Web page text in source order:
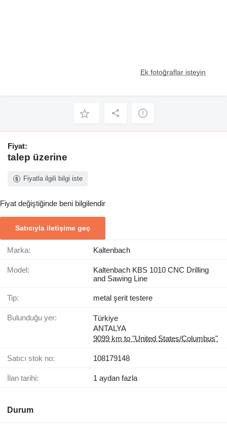
Ek fotoğraflar isteyin
Fiyat:
talep üzerine
Fiyatla ilgili bilgi iste
Fiyat değiştiğinde beni bilgilendir
Satıcıyla iletişime geç
Marka: Kaltenbach
Model:
Kaltenbach KBS 1010 CNC Drilling
and Sawing Line
Tip: metal şerit testere
Bulunduğu yer:
Türkiye
ANTALYA
9099 km to "United States/Columbus"
Satıcı stok no: 108179148
İlan tarihi: 1 aydan fazla
Durum